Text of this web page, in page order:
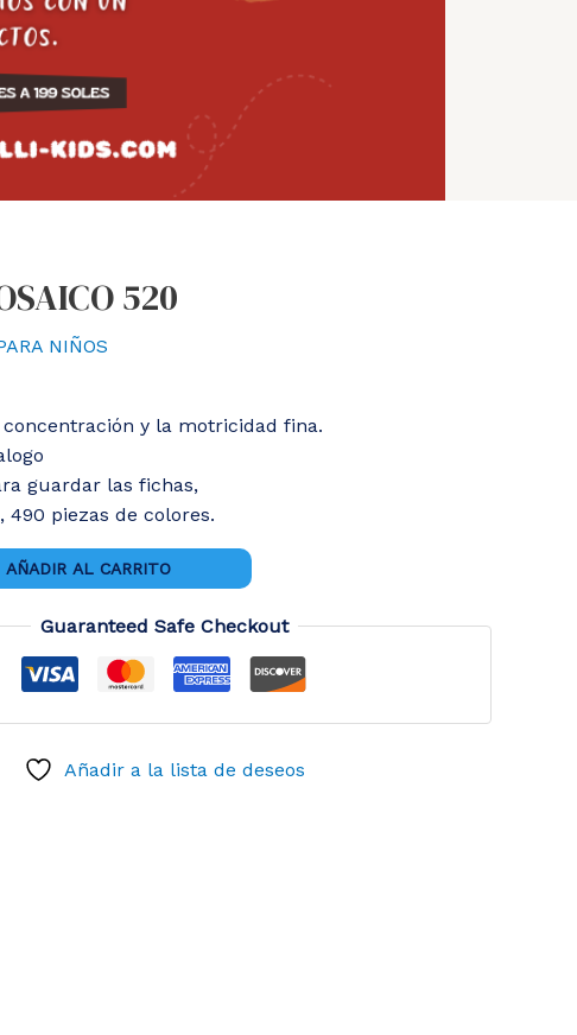
520
NIÑOS
y la motricidad fina.
guardar las fichas,
490 piezas de colores.
AÑADIR AL CARRITO
Guaranteed Safe Checkout
Añadir a la lista de deseos